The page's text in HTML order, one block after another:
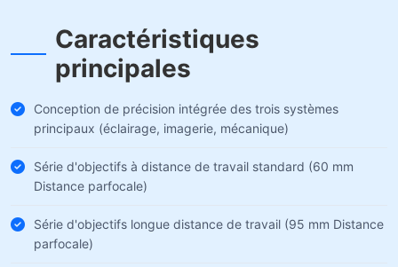
Caractéristiques
principales
Conception de précision intégrée des trois systèmes
principaux (éclairage, imagerie, mécanique)
Série d'objectifs à distance de travail standard (60 mm
Distance parfocale)
Série d'objectifs longue distance de travail (95 mm Distance
parfocale)